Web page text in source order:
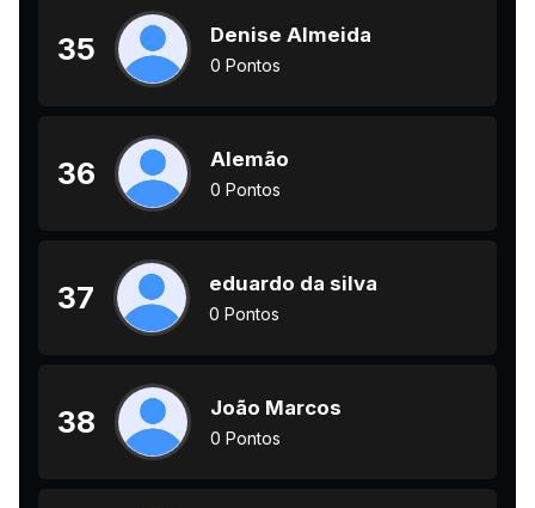
35 Denise Almeida
0 Pontos
36 Alemão
0 Pontos
37 eduardo da silva
0 Pontos
38 João Marcos
0 Pontos